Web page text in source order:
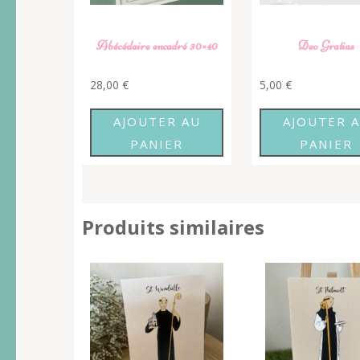
Abécédaire encadré 30×40
28,00 €
AJOUTER AU
PANIER
Deo Gratias
5,00€
AJOUTER
PANIER
Produits similaires